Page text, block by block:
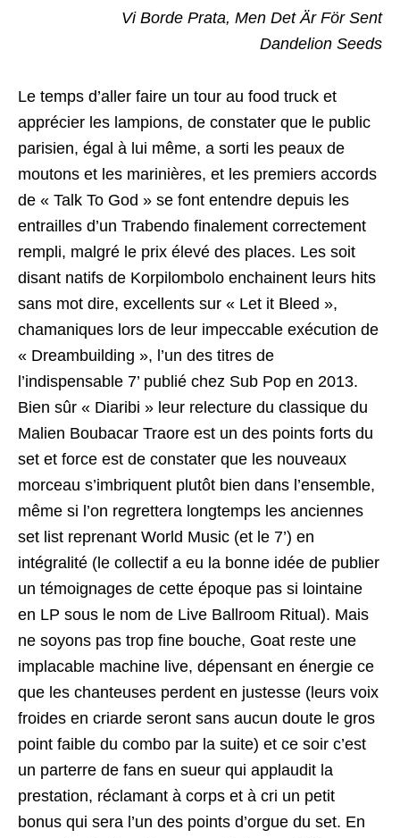
Vi Borde Prata, Men Det Är För Sent
Dandelion Seeds
Le temps d’aller faire un tour au food truck et
apprécier les lampions, de constater que le public
parisien, égal à lui même, a sorti les peaux de
moutons et les marinières, et les premiers accords
de « Talk To God » se font entendre depuis les
entrailles d’un Trabendo finalement correctement
rempli, malgré le prix élevé des places. Les soit
disant natifs de Korpilombolo enchainent leurs hits
sans mot dire, excellents sur « Let it Bleed »,
chamaniques lors de leur impeccable exécution de
« Dreambuilding », l’un des titres de
l’indispensable 7’ publié chez Sub Pop en 2013.
Bien sûr « Diaribi » leur relecture du classique du
Malien Boubacar Traore est un des points forts du
set et force est de constater que les nouveaux
morceau s’imbriquent plutôt bien dans l’ensemble,
même si l’on regrettera longtemps les anciennes
set list reprenant World Music (et le 7’) en
intégralité (le collectif a eu la bonne idée de publier
un témoignages de cette époque pas si lointaine
en LP sous le nom de Live Ballroom Ritual). Mais
ne soyons pas trop fine bouche, Goat reste une
implacable machine live, dépensant en énergie ce
que les chanteuses perdent en justesse (leurs voix
froides en criarde seront sans aucun doute le gros
point faible du combo par la suite) et ce soir c’est
un parterre de fans en sueur qui applaudit la
prestation, réclamant à corps et à cri un petit
bonus qui sera l’un des points d’orgue du set. En